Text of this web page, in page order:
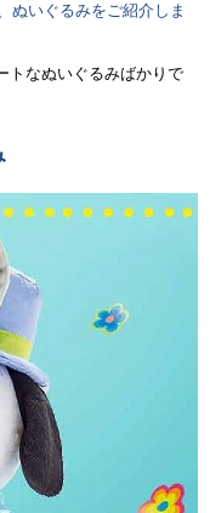
ぬいぐるみをご紹介しま
トなぬいぐるみばかりで